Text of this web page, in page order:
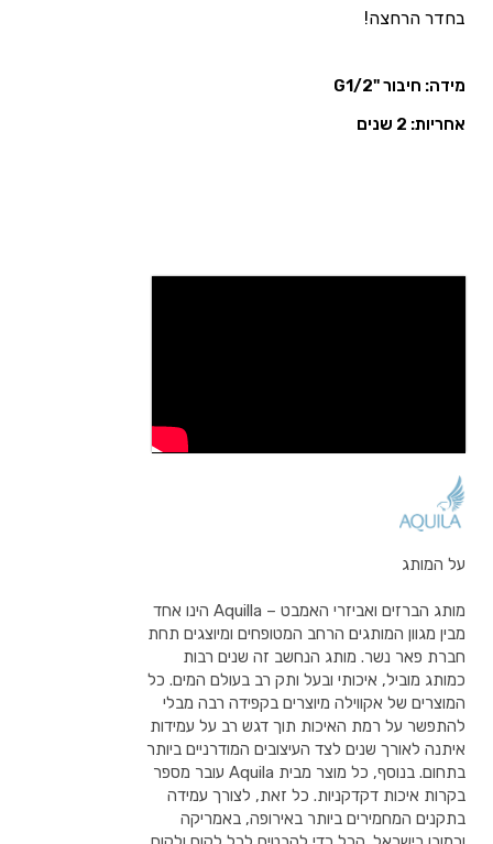
בחדר הרחצה!
מידה: חיבור "G1/2
אחריות: 2 שנים
על המותג
מותג הברזים ואביזרי האמבט – Aquilla הינו אחד
מבין מגוון המותגים הרחב המטופחים ומיוצגים תחת
חברת פאר נשר. מותג הנחשב זה שנים רבות
כמותג מוביל, איכותי ובעל ותק רב בעולם המים. כל
המוצרים של אקווילה מיוצרים בקפידה רבה מבלי
להתפשר על רמת האיכות תוך דגש רב על עמידות
איתנה לאורך שנים לצד העיצובים המודרניים ביותר
בתחום. בנוסף, כל מוצר מבית Aquila עובר מספר
בקרות איכות דקדקניות. כל זאת, לצורך עמידה
בתקנים המחמירים ביותר באירופה, באמריקה